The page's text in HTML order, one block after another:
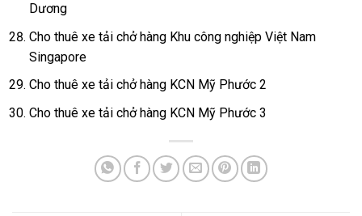
Dương
Cho thuê xe tải chở hàng Khu công nghiệp Việt Nam
Singapore
Cho thuê xe tải chở hàng KCN Mỹ Phước 2
Cho thuê xe tải chở hàng KCN Mỹ Phước 3